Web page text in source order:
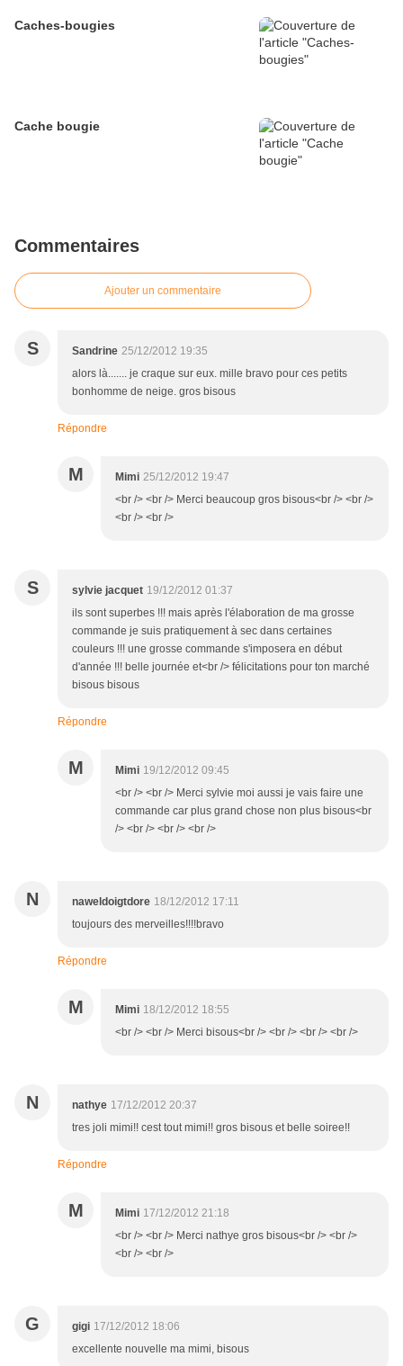
Caches-bougies
Cache bougie
Commentaires
Ajouter un commentaire
S Sandrine 25/12/2012 19:35
alors là....... je craque sur eux. mille bravo pour ces petits
bonhomme de neige. gros bisous
Répondre
M Mimi 25/12/2012 19:47
<br /> <br /> Merci beaucoup gros bisous<br /> <br />
<br /> <br />
S sylvie jacquet 19/12/2012 01:37
ils sont superbes !!! mais après l'élaboration de ma grosse
commande je suis pratiquement à sec dans certaines
couleurs !!! une grosse commande s'imposera en début
d'année !!! belle journée et<br /> félicitations pour ton marché
bisous bisous
Répondre
M Mimi 19/12/2012 09:45
<br /> <br /> Merci sylvie moi aussi je vais faire une
commande car plus grand chose non plus bisous<br
/> <br /> <br /> <br />
N naweldoigtdore 18/12/2012 17:11
toujours des merveilles!!!!bravo
Répondre
M Mimi 18/12/2012 18:55
<br /> <br /> Merci bisous<br /> <br /> <br /> <br />
N nathye 17/12/2012 20:37
tres joli mimi!! cest tout mimi!! gros bisous et belle soiree!!
Répondre
M Mimi 17/12/2012 21:18
<br /> <br /> Merci nathye gros bisous<br /> <br />
<br /> <br />
G gigi 17/12/2012 18:06
excellente nouvelle ma mimi, bisous